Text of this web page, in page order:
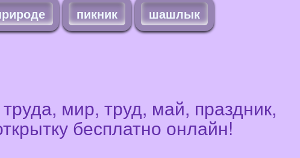
пикник шашлык
мир, труд, май, праздник,
бесплатно онлайн!